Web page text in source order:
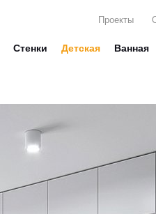
Проекты
Стенки Детская Ванная